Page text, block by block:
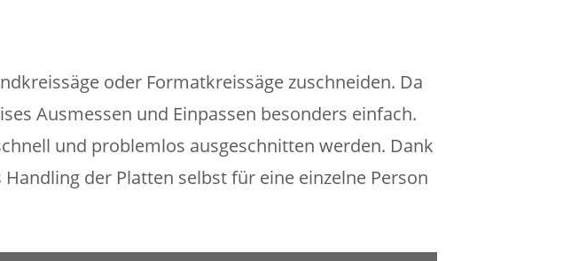
oder Formatkreissäge zuschneiden. Da
Ausmessen und Einpassen besonders einfach.
und problemlos ausgeschnitten werden. Dank
der Platten selbst für eine einzelne Person